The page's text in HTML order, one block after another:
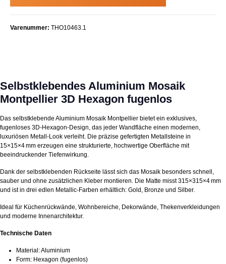
Varenummer: THO10463.1
Selbstklebendes Aluminium Mosaik
Montpellier 3D Hexagon fugenlos
Das selbstklebende Aluminium Mosaik Montpellier bietet ein exklusives,
fugenloses 3D‑Hexagon‑Design, das jeder Wandfläche einen modernen,
luxuriösen Metall‑Look verleiht. Die präzise gefertigten Metallsteine in
15×15×4 mm erzeugen eine strukturierte, hochwertige Oberfläche mit
beeindruckender Tiefenwirkung.
Dank der selbstklebenden Rückseite lässt sich das Mosaik besonders schnell,
sauber und ohne zusätzlichen Kleber montieren. Die Matte misst 315×315×4 mm
und ist in drei edlen Metallic‑Farben erhältlich: Gold, Bronze und Silber.
Ideal für Küchenrückwände, Wohnbereiche, Dekorwände, Thekenverkleidungen
und moderne Innenarchitektur.
Technische Daten
Material: Aluminium
Form: Hexagon (fugenlos)